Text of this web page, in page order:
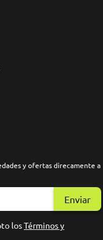
y ofertas direcamente a
Enviar
losTérminos y